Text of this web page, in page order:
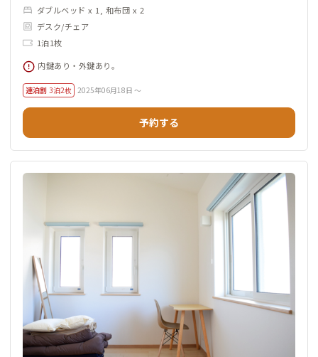
ダブルベッド x 1, 和布団 x 2
デスク/チェア
1泊1枚
内鍵あり・外鍵あり。
連泊割 3泊2枚 2025年06月18日 ～
予約する